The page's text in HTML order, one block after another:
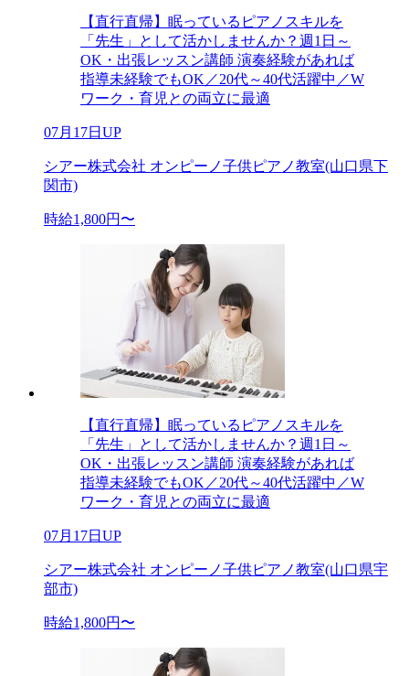
【直行直帰】眠っているピアノスキルを
「先生」として活かしませんか？週1日～
OK・出張レッスン講師 演奏経験があれば
指導未経験でもOK／20代～40代活躍中／W
ワーク・育児との両立に最適
07月17日UP
シアー株式会社 オンピーノ子供ピアノ教室(山口県下
関市)
時給1,800円〜
【直行直帰】眠っているピアノスキルを
「先生」として活かしませんか？週1日～
OK・出張レッスン講師 演奏経験があれば
指導未経験でもOK／20代～40代活躍中／W
ワーク・育児との両立に最適
07月17日UP
シアー株式会社 オンピーノ子供ピアノ教室(山口県宇
部市)
時給1,800円〜